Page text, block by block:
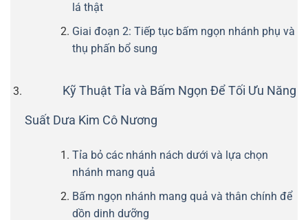
lá thật
Giai đoạn 2: Tiếp tục bấm ngọn nhánh phụ và
thụ phấn bổ sung
Kỹ Thuật Tỉa và Bấm Ngọn Để Tối Ưu Năng
Suất Dưa Kim Cô Nương
Tỉa bỏ các nhánh nách dưới và lựa chọn
nhánh mang quả
Bấm ngọn nhánh mang quả và thân chính để
dồn dinh dưỡng